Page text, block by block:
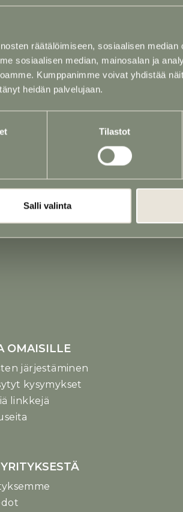
räätälöimiseen, sosiaalisen
sosiaalisen median, mainosalan ja
Kumppanimme voivat yhdistää
heidän palvelujaan.
Tilastot
Salli valinta
Puh02 731 2562
P. 040 768 6167
PALVELUT
Arkut, uurnat ja
Hautajaiskukat
OMAISILLE
järjestäminen
kysymykset
linkkejä